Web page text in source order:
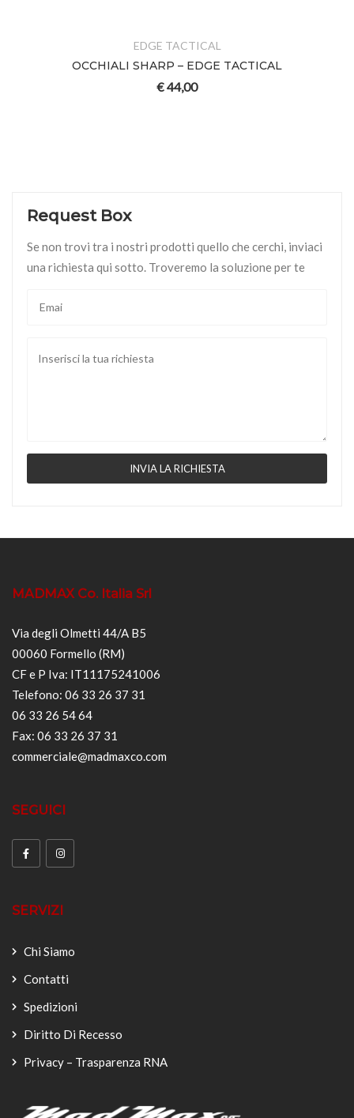
EDGE TACTICAL
OCCHIALI SHARP – EDGE TACTICAL
€44,00
Request Box
Se non trovi tra i nostri prodotti quello che cerchi, inviaci
una richiesta qui sotto. Troveremo la soluzione per te
MADMAX Co. Italia Srl
Via degli Olmetti 44/A B5
00060 Formello (RM)
CF e P Iva: IT11175241006
Telefono: 06 33 26 37 31
06 33 26 54 64
Fax: 06 33 26 37 31
commerciale@madmaxco.com
SEGUICI
SERVIZI
Chi Siamo
Contatti
Spedizioni
Diritto Di Recesso
Privacy – Trasparenza RNA